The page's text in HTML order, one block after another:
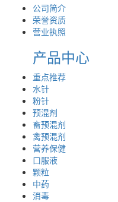
公司简介
荣誉资质
营业执照
产品中心
重点推荐
水针
粉针
预混剂
畜预混剂
禽预混剂
营养保健
口服液
颗粒
中药
消毒